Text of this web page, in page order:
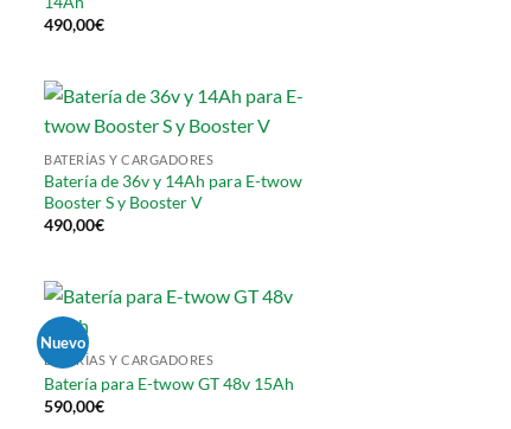
490,00€
BATERÍAS Y CARGADORES
Batería de 36v y 14Ah para E-twow
Booster S y Booster V
490,00€
Nuevo
BATERÍAS Y CARGADORES
Batería para E-twow GT 48v 15Ah
590,00€